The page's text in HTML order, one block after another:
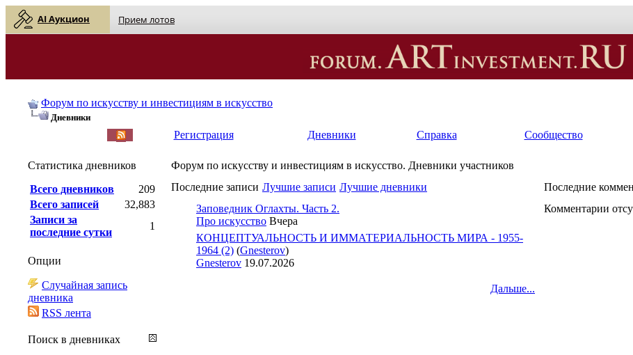
AI Аукцион Прием лотов
Форум по искусству и инвестициям в искусство
Дневники
Регистрация Дневники Справка Сообщество
Форум по искусству и инвестициям в искусство. Дневники участников
Последние записи Лучшие записи Лучшие дневники
Последние
Заповедник Оглахты. Часть 2.
Про искусство Вчера
КОНЦЕПТУАЛЬНОСТЬ И ИММАТЕРИАЛЬНОСТЬ МИРА - 1955-
1964 (2) (Gnesterov)
Gnesterov 19.07.2026
Комментарии
Дальше...
Статистика дневников
Всего дневников
209
Всего записей
32,883
Записи за
последние сутки
1
Опции
Случайная запись
дневника
RSS лента
Поиск в дневниках